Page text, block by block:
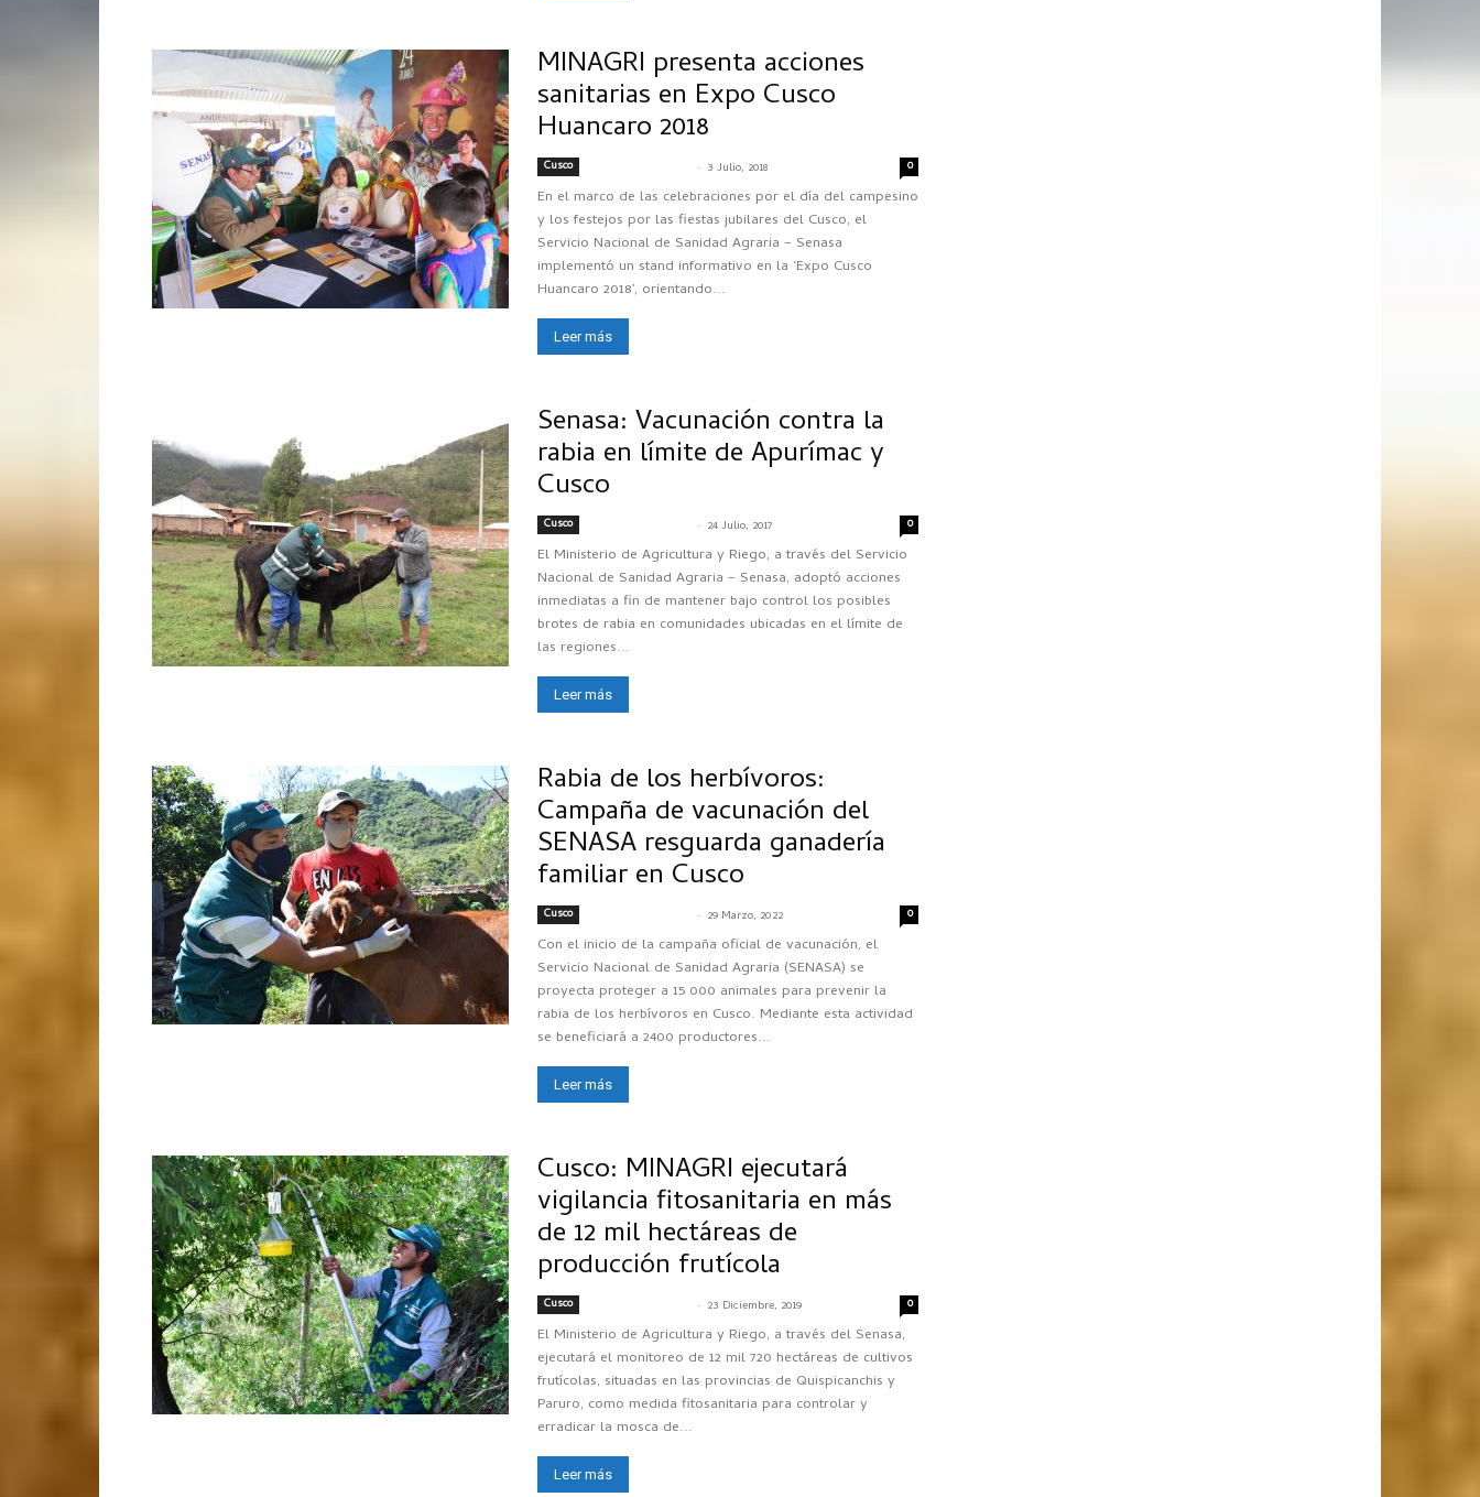
MINAGRI presenta acciones
sanitarias en Expo Cusco
Huancaro 2018
Cusco - 3 Julio, 2018 0
En el marco de las celebraciones por el día del campesino
y los festejos por las fiestas jubilares del Cusco, el
Servicio Nacional de Sanidad Agraria – Senasa
implementó un stand informativo en la ‘Expo Cusco
Huancaro 2018’, orientando...
Leer más
Senasa: Vacunación contra la
rabia en límite de Apurímac y
Cusco
Cusco - 24 Julio, 2017 0
El Ministerio de Agricultura y Riego, a través del Servicio
Nacional de Sanidad Agraria – Senasa, adoptó acciones
inmediatas a fin de mantener bajo control los posibles
brotes de rabia en comunidades ubicadas en el límite de
las regiones...
Leer más
Rabia de los herbívoros:
Campaña de vacunación del
SENASA resguarda ganadería
familiar en Cusco
Cusco - 29 Marzo, 2022 0
Con el inicio de la campaña oficial de vacunación, el
Servicio Nacional de Sanidad Agraria (SENASA) se
proyecta proteger a 15 000 animales para prevenir la
rabia de los herbívoros en Cusco. Mediante esta actividad
se beneficiará a 2400 productores...
Leer más
Cusco: MINAGRI ejecutará
vigilancia fitosanitaria en más
de 12 mil hectáreas de
producción frutícola
Cusco - 23 Diciembre, 2019 0
El Ministerio de Agricultura y Riego, a través del Senasa,
ejecutará el monitoreo de 12 mil 720 hectáreas de cultivos
frutícolas, situadas en las provincias de Quispicanchis y
Paruro, como medida fitosanitaria para controlar y
erradicar la mosca de...
Leer más